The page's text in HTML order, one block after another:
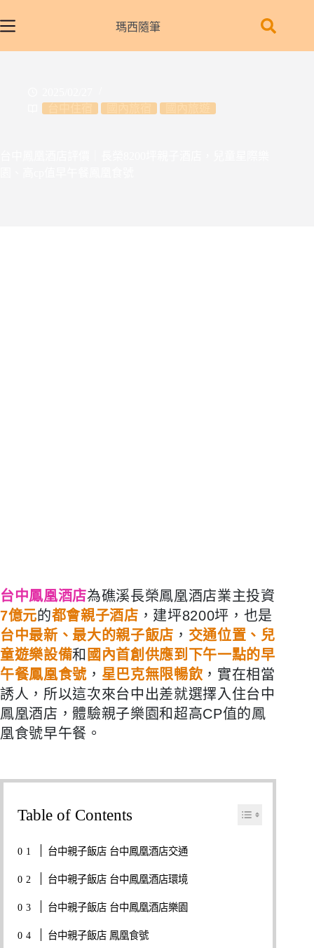
至
瑪西隨筆
台中鳳凰酒店為礁溪長榮鳳凰酒店業主投資
7億元的都會親子酒店 ，建坪8200坪，也是
台中最新、最大的親子飯店 ， 交通位置、兒
童遊樂設備和 國內首創供應到下午一點的早
午餐鳳凰食號 ， 星巴克無限暢飲 ，實在相當
誘人，所以這次來台中出差就選擇入住台中
鳳凰酒店，體驗親子樂園和超高CP值的鳳
凰食號早午餐。
Table of Contents
台中親子飯店 台中鳳凰酒店交通
台中親子飯店 台中鳳凰酒店環境
台中親子飯店 台中鳳凰酒店樂園
台中親子飯店 鳳凰食號